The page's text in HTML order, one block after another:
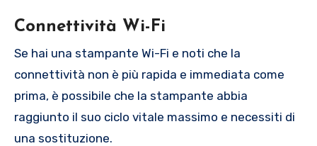
Connettività Wi-Fi
Se hai una stampante Wi-Fi e noti che la
connettività non è più rapida e immediata come
prima, è possibile che la stampante abbia
raggiunto il suo ciclo vitale massimo e necessiti di
una sostituzione.